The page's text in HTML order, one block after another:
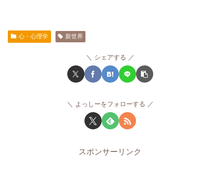
心・心理学 新世界
シェアする
よっしーをフォローする
スポンサーリンク